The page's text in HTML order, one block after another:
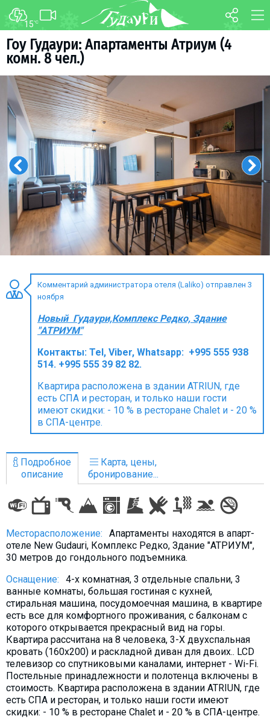
15°C
Гоу Гудаури: Апартаменты Атриум (4
комн. 8 чел.)
Комментарий администратора отеля (Laliko) отправлен 3
ноября
Новый Гудаури,Комплекс Редко, Здание
"АТРИУМ"
Контакты: Tel, Viber, Whatsapp: +995 555 938
514. +995 555 39 82 82.
Квартира расположена в здании ATRIUN, где
есть СПА и ресторан, и только наши гости
имеют скидки: - 10 % в ресторане Chalet и - 20 %
в СПА-центре.
Подробное
описание
Карта, цены,
бронирование...
Месторасположение:
Апартаменты находятся в апарт-
отеле New Gudauri, Комплекс Редко, Здание "АТРИУМ",
30 метров до гондольного подъемника.
Оснащение:
4-х комнатная, 3 отдельные спальни, 3
ванные комнаты, большая гостиная с кухней,
стиральная машина, посудомоечная машина, в квартире
есть все для комфортного проживания, с балконам с
которого открывается прекрасный вид на горы.
Квартира рассчитана на 8 человека, 3-X двухспальная
кровать (160х200) и раскладной диван для двоих.. LCD
телевизор со спутниковыми каналами, интернет - Wi-Fi.
Постельные принадлежности и полотенца включены в
стоимость. Квартира расположена в здании ATRIUN, где
есть СПА и ресторан, и только наши гости имеют
скидки: - 10 % в ресторане Chalet и - 20 % в СПА-центре.
ФОРУМ КАРТА
О курорте
Схема трасс
Ски-пасс
Инструкторы
Прокат
Ски-сервис
Дети в Гудаури
Развлечения
Календарь событий
Телеграм-канал
ПРОЖИВАНИЕ
Квартиры
Отели
% Горячие предложения
Долгосрочная аренда
Другое
ГРУЗИЯ
О Грузии
Визы и Документы
Что пить?
Мобильная связь
Галерея
Отчеты
Безопасность